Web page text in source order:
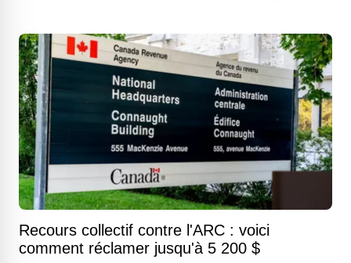
Recours collectif contre l'ARC : voici
comment réclamer jusqu'à 5 200 $